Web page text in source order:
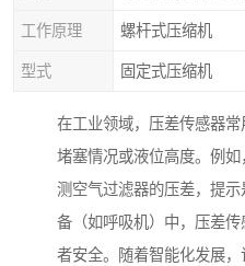
工作原理 螺杆式压缩机
型式 固定式压缩机
在工业领域，压差传感器
堵塞情况或液位高度。例
测空气过滤器的压差，提
备（如呼吸机）中，压差
者安全。随着智能化发展